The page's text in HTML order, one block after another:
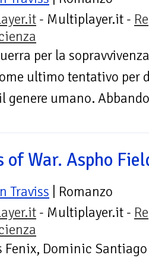
- Multiplayer.it -
per la
ultimo tentativo per
genere umano.
of War. Aspho
Traviss | Romanzo
- Multiplayer.it -
Fenix, Dominic